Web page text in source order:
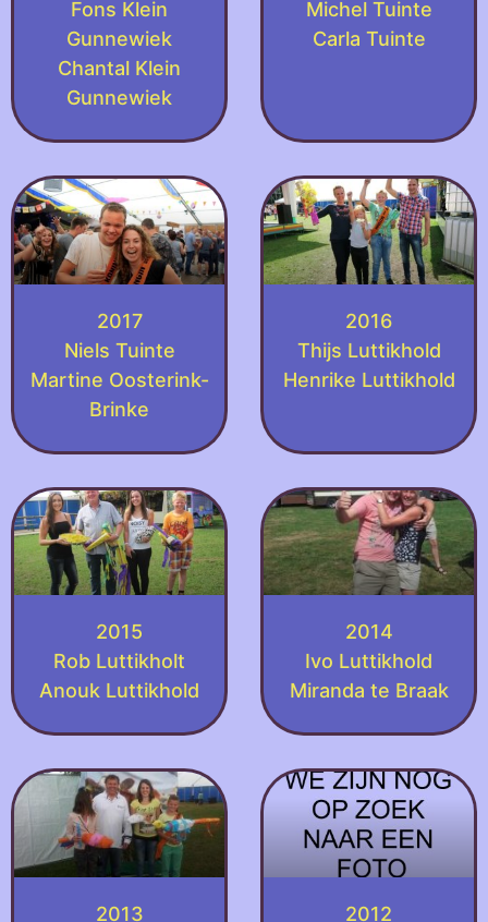
Fons Klein
Gunnewiek
Chantal Klein
Gunnewiek
Michel Tuinte
Carla Tuinte
2017
Niels Tuinte
Martine Oosterink-
Brinke
2016
Thijs Luttikhold
Henrike Luttikhold
2015
Rob Luttikholt
Anouk Luttikhold
2014
Ivo Luttikhold
Miranda te Braak
2013 2012